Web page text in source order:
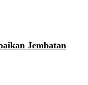
Jembatan